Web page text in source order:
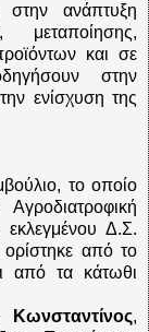
ανάπτυξη
μεταποίησης,
και σε
στην
ενίσχυση της
το οποίο
Δ.Σ.
ορίστηκε από το
από τα κάτωθι
Κωνσταντίνος,